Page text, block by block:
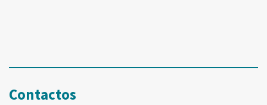
Contactos